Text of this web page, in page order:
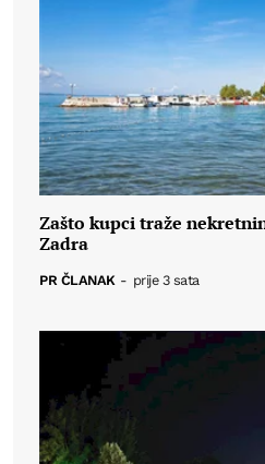
Zašto kupci traže
Zadra
PR ČLANAK - prije 3 sata